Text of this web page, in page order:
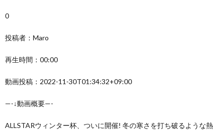
0
投稿者：Maro
再生時間：00:00
動画投稿：2022-11-30T01:34:32+09:00
—-↓動画概要—-
ALLSTARウィンター杯、ついに開催! 冬の寒さを打ち破るような熱